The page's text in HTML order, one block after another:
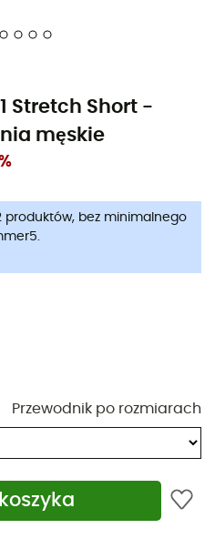
Stretch Short -
męskie
produktów, bez minimalnego
Przewodnik po rozmiarach
odCraft łączy zalety
eliminując ich wady. Te
i dopasowane w
podczas gdywbudowane
ciepło ciała. Wykonane są